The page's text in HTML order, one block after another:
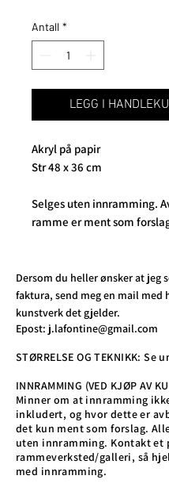
Antall *
LEGG I
Akryl på papir
Str 48 x 36 cm
Selges uten innramming.
ramme er ment som
Dersom du heller ønsker at jeg
faktura, send meg en mail med
kunstverk det gjelder.
Epost: j.lafontine@gmail.com
STØRRELSE OG TEKNIKK: Se
INNRAMMING (VED KJØP AV
Minner om at innramming
inkludert, og hvor dette er
det kun ment som forslag.
uten innramming. Kontakt et
rammeverksted/galleri, så
med innramming.